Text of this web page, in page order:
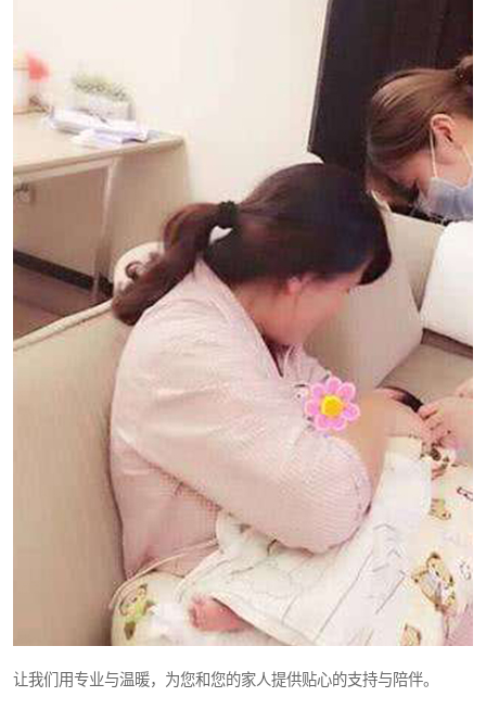
让我们用专业与温暖，为您和您的家人提供贴心的支持与陪伴。